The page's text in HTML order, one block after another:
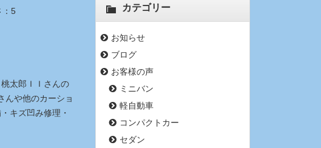
5
太郎ＩＩさんの
んや他のカーショ
キズ凹み修理・
カテゴリー
お知らせ
ブログ
お客様の声
ミニバン
軽自動車
コンパクトカー
セダン